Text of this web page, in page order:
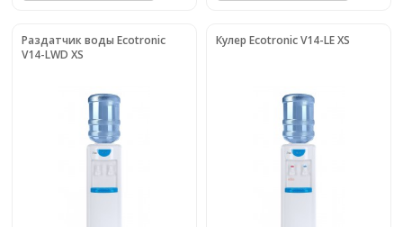
Раздатчик воды Ecotronic
V14-LWD XS
Кулер Ecotronic V14-LE XS